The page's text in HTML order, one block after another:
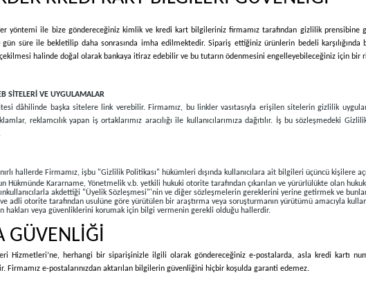
yöntemi ile bize göndereceğiniz kimlik ve kredi kart bilgileriniz firmamız tarafından gizlilik prensibine
gün süre ile bekletilip daha sonrasında imha edilmektedir. Sipariş ettiğiniz ürünlerin bedeli
çekilmesi halinde doğal olarak bankaya itiraz edebilir ve bu tutarın ödenmesini engelleyebileceğiniz için bir
SİTELERİ VE UYGULAMALAR
dâhilinde başka sitelere link verebilir. Firmamız, bu linkler vasıtasıyla erişilen sitelerin gizlilik
reklamcılık yapan iş ortaklarımız aracılığı ile kullanıcılarımıza dağıtılır. İş bu sözleşmedeki
hallerde Firmamız, işbu "Gizlilik Politikası" hükümleri dışında kullanıcılara ait bilgileri üçüncü kişilere
Hükmünde Kararname, Yönetmelik v.b. yetkili hukuki otorite tarafından çıkarılan ve yürürlülükte olan
akdettiği "Üyelik Sözleşmesi"'nin ve diğer sözleşmelerin gereklerini yerine getirmek ve
adli otorite tarafından usulüne göre yürütülen bir araştırma veya soruşturmanın yürütümü amacıyla
hakları veya güvenliklerini korumak için bilgi vermenin gerekli olduğu hallerdir.
GÜVENLİĞİ
Hizmetleri’ne, herhangi bir siparişinizle ilgili olarak göndereceğiniz e-postalarda, asla kredi kartı
Firmamız e-postalarınızdan aktarılan bilgilerin güvenliğini hiçbir koşulda garanti edemez.